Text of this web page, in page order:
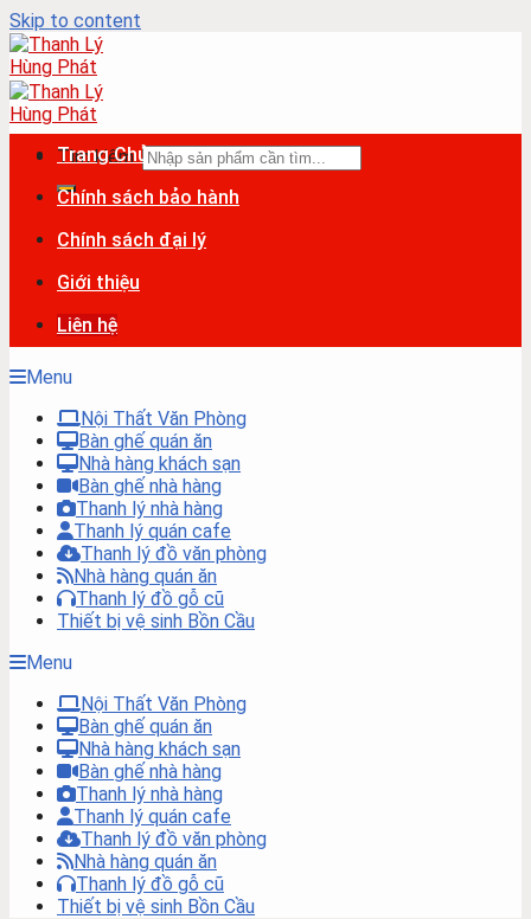
Skip to content
Tìm kiếm:
Trang Chủ
Chính sách bảo hành
Chính sách đại lý
Giới thiệu
Liên hệ
Menu
Nội Thất Văn Phòng
Bàn ghế quán ăn
Nhà hàng khách sạn
Bàn ghế nhà hàng
Thanh lý nhà hàng
Thanh lý quán cafe
Thanh lý đồ văn phòng
Nhà hàng quán ăn
Thanh lý đồ gỗ cũ
Thiết bị vệ sinh Bồn Cầu
Menu
Nội Thất Văn Phòng
Bàn ghế quán ăn
Nhà hàng khách sạn
Bàn ghế nhà hàng
Thanh lý nhà hàng
Thanh lý quán cafe
Thanh lý đồ văn phòng
Nhà hàng quán ăn
Thanh lý đồ gỗ cũ
Thiết bị vệ sinh Bồn Cầu